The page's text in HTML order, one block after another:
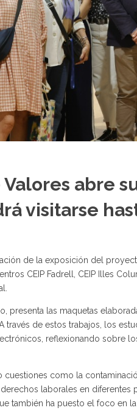
abre
visitarse
de la exposición del
CEIP Fadrell, CEIP Illes
presenta las maquetas
de estos trabajos, los
reflexionando sobre
como la
laborales en diferentes
también ha puesto el foco en